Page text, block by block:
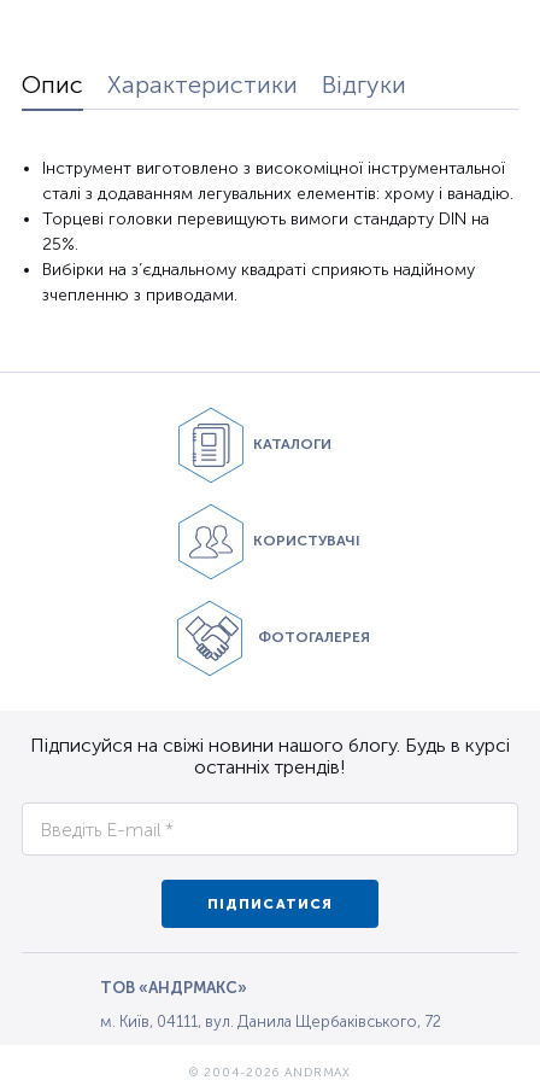
Опис Характеристики Відгуки
Інструмент виготовлено з високоміцної інструментальної
сталі з додаванням легувальних елементів: хрому і ванадію.
Торцеві головки перевищують вимоги стандарту DIN на
25%.
Вибірки на з’єднальному квадраті сприяють надійному
зчепленню з приводами.
КАТАЛОГИ
КОРИСТУВАЧІ
ФОТОГАЛЕРЕЯ
Підписуйся на свіжі новини нашого блогу. Будь в курсі
останніх трендів!
ПІДПИСАТИСЯ
ТОВ «АНДРМАКС»
м. Київ, 04111, вул. Данила Щербаківського, 72
© 2004-2026 ANDRMAX